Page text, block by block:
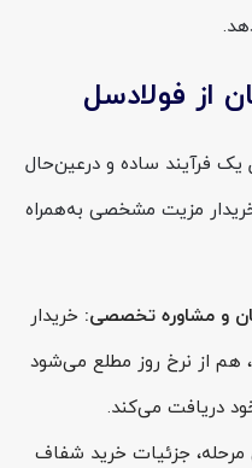
فولادسل یک فرآیند ساده و درعین‌حال
مزیت مشخصی به‌همراه
خریدار
هم از نرخ روز مطلع می‌شود
دریافت می‌کند.
مرحله، جزئیات خرید شفاف